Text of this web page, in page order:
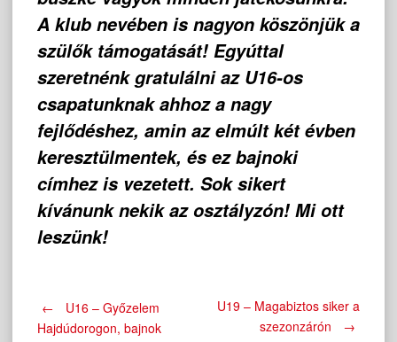
A klub nevében is nagyon köszönjük a
szülők támogatását! Egyúttal
szeretnénk gratulálni az U16-os
csapatunknak ahhoz a nagy
fejlődéshez, amin az elmúlt két évben
keresztülmentek, és ez bajnoki
címhez is vezetett. Sok sikert
kívánunk nekik az osztályzón! Mi ott
leszünk!
Post
←
U16 – Győzelem
Hajdúdorogon, bajnok
U19 – Magabiztos siker a
szezonzárón
→